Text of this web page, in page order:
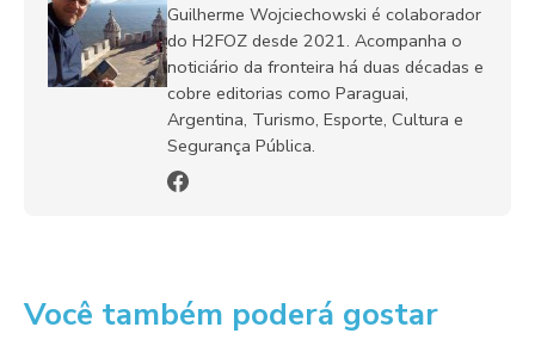
Guilherme Wojciechowski é colaborador
do H2FOZ desde 2021. Acompanha o
noticiário da fronteira há duas décadas e
cobre editorias como Paraguai,
Argentina, Turismo, Esporte, Cultura e
Segurança Pública.
Você também poderá gostar